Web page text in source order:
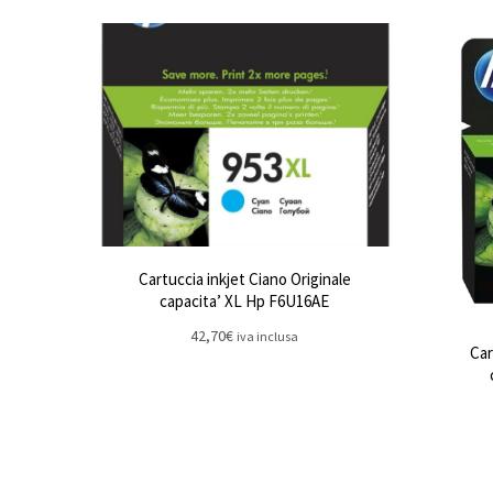
Cartuccia inkjet Ciano Originale
capacita’ XL Hp F6U16AE
42,70€ iva inclusa